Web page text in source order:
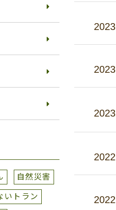
2023
2023
2023
2022
2022
自然災害
いトラン